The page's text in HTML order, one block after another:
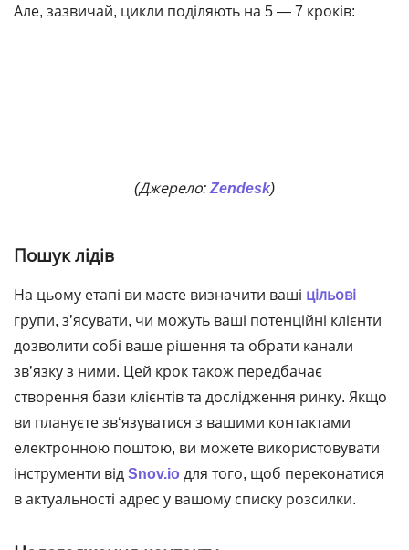
Але, зазвичай, цикли поділяють на 5 ― 7 кроків:
(Джерело:Zendesk)
Пошук лідів
На цьому етапі ви маєте визначити ваші цільові
групи, з’ясувати, чи можуть ваші потенційні клієнти
дозволити собі ваше рішення та обрати канали
зв’язку з ними. Цей крок також передбачає
створення бази клієнтів та дослідження ринку. Якщо
ви плануєте зв‘язуватися з вашими контактами
електронною поштою, ви можете використовувати
інструменти відSnov.io для того, щоб переконатися
в актуальності адрес у вашому списку розсилки.